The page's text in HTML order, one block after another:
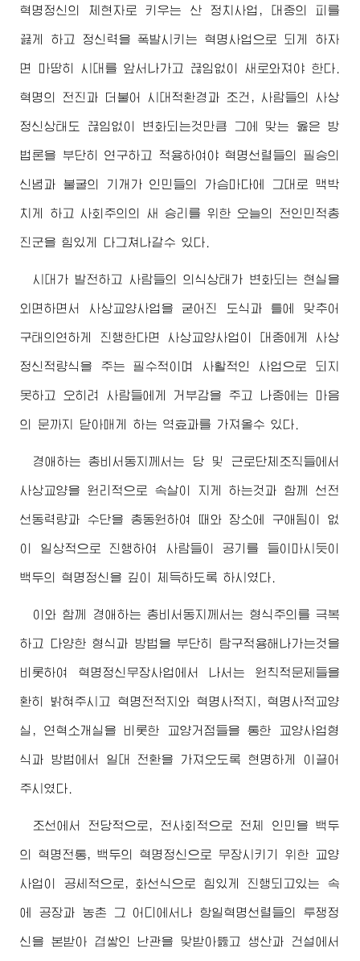
혁명정신의 체현자로 키우는 산 정치사업, 대중의 피를
끓게 하고 정신력을 폭발시키는 혁명사업으로 되게 하자
면 마땅히 시대를 앞서나가고 끊임없이 새로와져야 한다.
혁명의 전진과 더불어 시대적환경과 조건, 사람들의 사상
정신상태도 끊임없이 변화되는것만큼 그에 맞는 옳은 방
법론을 부단히 연구하고 적용하여야 혁명선렬들의 필승의
신념과 불굴의 기개가 인민들의 가슴마다에 그대로 맥박
치게 하고 사회주의의 새 승리를 위한 오늘의 전인민적총
진군을 힘있게 다그쳐나갈수 있다.
시대가 발전하고 사람들의 의식상태가 변화되는 현실을
외면하면서 사상교양사업을 굳어진 도식과 틀에 맞추어
구태의연하게 진행한다면 사상교양사업이 대중에게 사상
정신적량식을 주는 필수적이며 사활적인 사업으로 되지
못하고 오히려 사람들에게 거부감을 주고 나중에는 마음
의 문까지 닫아매게 하는 역효과를 가져올수 있다.
경애하는 총비서동지께서는 당 및 근로단체조직들에서
사상교양을 원리적으로 속살이 지게 하는것과 함께 선전
선동력량과 수단을 총동원하여 때와 장소에 구애됨이 없
이 일상적으로 진행하여 사람들이 공기를 들이마시듯이
백두의 혁명정신을 깊이 체득하도록 하시였다.
이와 함께 경애하는 총비서동지께서는 형식주의를 극복
하고 다양한 형식과 방법을 부단히 탐구적용해나가는것을
비롯하여 혁명정신무장사업에서 나서는 원칙적문제들을
환히 밝혀주시고 혁명전적지와 혁명사적지, 혁명사적교양
실, 연혁소개실을 비롯한 교양거점들을 통한 교양사업형
식과 방법에서 일대 전환을 가져오도록 현명하게 이끌어
주시였다.
조선에서 전당적으로, 전사회적으로 전체 인민을 백두
의 혁명전통, 백두의 혁명정신으로 무장시키기 위한 교양
사업이 공세적으로, 화선식으로 힘있게 진행되고있는 속
에 공장과 농촌 그 어디에서나 항일혁명선렬들의 투쟁정
신을 본받아 겹쌓인 난관을 맞받아뚫고 생산과 건설에서